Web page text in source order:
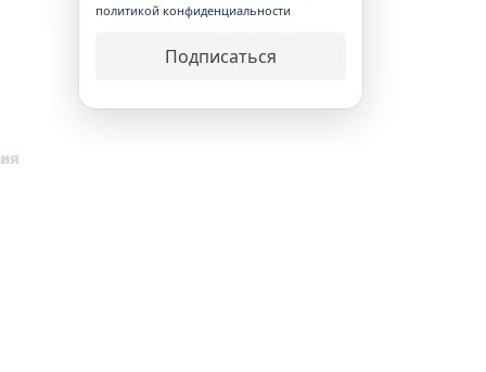
политикой конфиденциальности